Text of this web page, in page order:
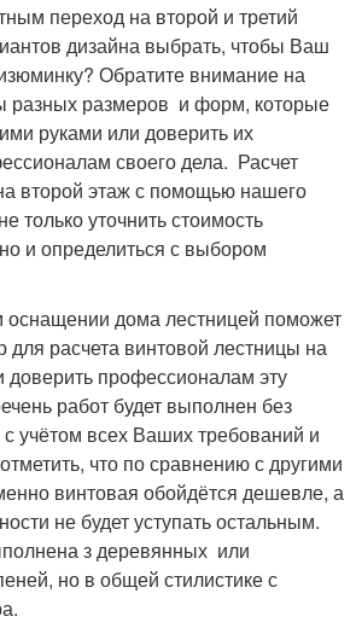
переход на второй и третий
дизайна выбрать, чтобы Ваш
Обратите внимание на
разных размеров и форм, которые
руками или доверить их
своего дела. Расчет
второй этаж с помощью нашего
только уточнить стоимость
и определиться с выбором
оснащении дома лестницей поможет
для расчета винтовой лестницы на
доверить профессионалам эту
работ будет выполнен без
учётом всех Ваших требований и
что по сравнению с другими
винтовая обойдётся дешевле, а
не будет уступать остальным.
з деревянных или
но в общей стилистике с